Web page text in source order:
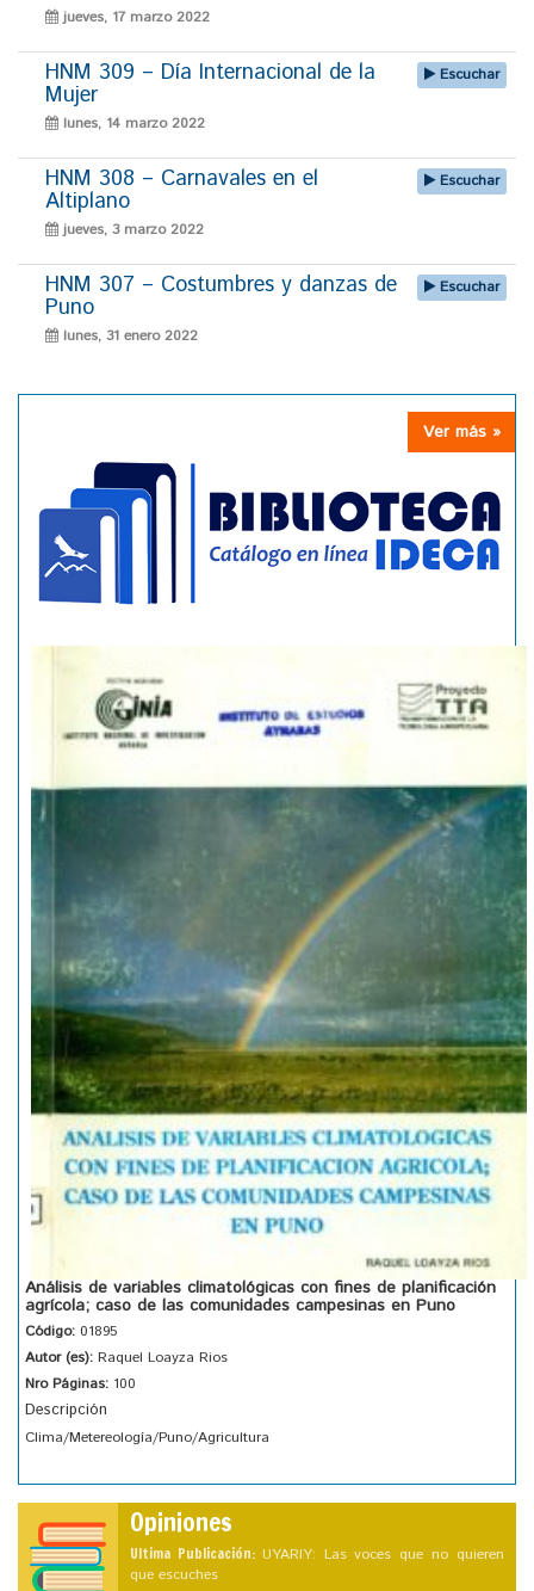
jueves, 17 marzo 2022
HNM 309 – Día Internacional de la
Mujer
lunes, 14 marzo 2022
Escuchar
HNM 308 – Carnavales en el
Altiplano
jueves, 3 marzo 2022
Escuchar
HNM 307 – Costumbres y danzas de
Puno
lunes, 31 enero 2022
Escuchar
Ver más »
Análisis de variables climatológicas con fines de planificación
agrícola; caso de las comunidades campesinas en Puno
Código: 01895
Autor (es): Raquel Loayza Rios
Nro Páginas: 100
Descripción
Clima/Metereología/Puno/Agricultura
Opiniones
Ultima Publicación: UYARIY: Las voces que no quieren
que escuches